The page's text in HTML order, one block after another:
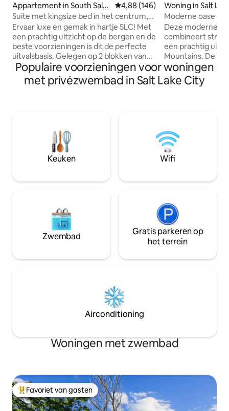
Appartement in South Salt
Lake City
Gemiddelde beoordeling van
4,88 (146)
Suite met kingsize bed in het centrum,
gratis
parkeren|Zwembad|Fitnessruimte|Spa
Ervaar luxe en gemak in hartje SLC! Met
een prachtig uitzicht op de bergen en de
beste voorzieningen is dit de perfecte
uitvalsbasis. Gelegen op 2 blokken van
de snelweg en tegenover TRAX, ben je
op enkele minuten van dit alles. • 🛏️
Kingsize bed + GRATIS
verdiepingen • 🎥 Bioscoop en
speelkamer • 🌟 Lounge op het dak • 📺
55inch Roku TV + 1200 Mbps WiFi • 🕒 7
minuten naar het centrum | 9 minuten
skigebieden
Woning in Salt
Moderne oase
prachtig uitzicht
Deze moderne
combineert
een prachtig
Mountains. De
deuren laten
samensmelten
in de leefruimtes
buitenruimte met
dakterras met
ervaring
FEESTEN/
STILLE
Populaire voorzieningen voor woningen
met privézwembad in Salt Lake City
Keuken Wifi
Zwembad
Gratis parkeren op
het terrein
Airconditioning
Woningen met zwembad
Topfavoriet van gasten
Favoriet van gasten